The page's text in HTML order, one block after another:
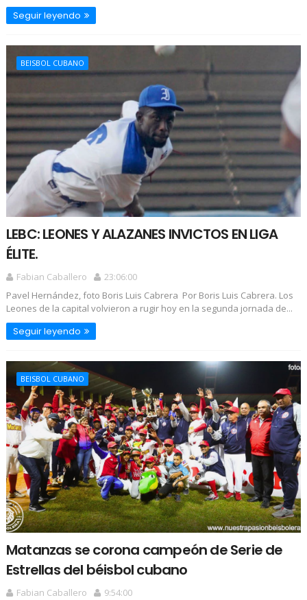
Seguir leyendo
BEISBOL CUBANO
LEBC: LEONES Y ALAZANES INVICTOS EN LIGA
ÉLITE.
Fabian Caballero
23:06:00
Pavel Hernández, foto Boris Luis Cabrera Por Boris Luis Cabrera. Los
Leones de la capital volvieron a rugir hoy en la segunda jornada de...
Seguir leyendo
BEISBOL CUBANO
Matanzas se corona campeón de Serie de
Estrellas del béisbol cubano
Fabian Caballero
9:54:00